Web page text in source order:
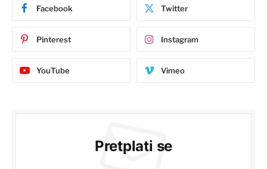
Facebook Twitter
Pinterest Instagram
YouTube Vimeo
Pretplati se